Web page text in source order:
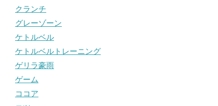
クランチ
グレーゾーン
ケトルベル
ケトルベルトレーニング
ゲリラ豪雨
ゲーム
ココア